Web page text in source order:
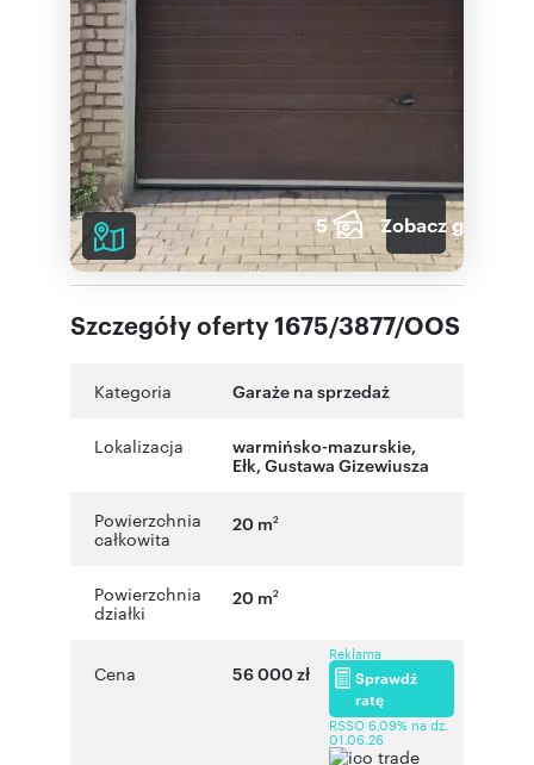
5 Zobacz galerię
Szczegóły oferty 1675/3877/OOS
Kategoria Garaże na sprzedaż
Lokalizacja warmińsko-mazurskie,
Ełk, Gustawa Gizewiusza
Powierzchnia
całkowita
20 m2
Powierzchnia
działki
20 m2
Cena 56 000 zł
Reklama
Sprawdź
ratę
RSSO 6,09% na dz.
01.06.26